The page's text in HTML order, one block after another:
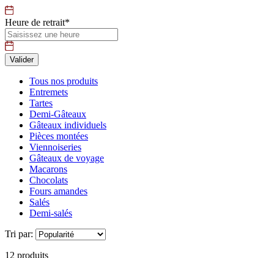
Heure de retrait*
Tous nos produits
Entremets
Tartes
Demi-Gâteaux
Gâteaux individuels
Pièces montées
Viennoiseries
Gâteaux de voyage
Macarons
Chocolats
Fours amandes
Salés
Demi-salés
Tri par:
12 produits